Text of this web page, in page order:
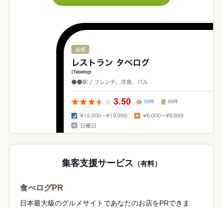
集客支援サービス （有料）
食べログPR
日本最大級のグルメサイトであなたのお店をPRできま